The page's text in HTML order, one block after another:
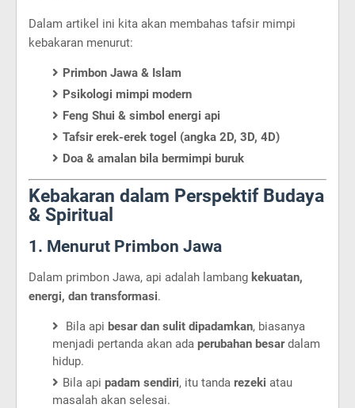
Dalam artikel ini kita akan membahas tafsir mimpi
kebakaran menurut:
Primbon Jawa & Islam
Psikologi mimpi modern
Feng Shui & simbol energi api
Tafsir erek-erek togel (angka 2D, 3D, 4D)
Doa & amalan bila bermimpi buruk
Kebakaran dalam Perspektif Budaya
& Spiritual
1. Menurut Primbon Jawa
Dalam primbon Jawa, api adalah lambang kekuatan,
energi, dan transformasi.
Bila api besar dan sulit dipadamkan, biasanya
menjadi pertanda akan ada perubahan besardalam
hidup.
Bila api padam sendiri, itu tanda rezeki atau
masalah akan selesai.